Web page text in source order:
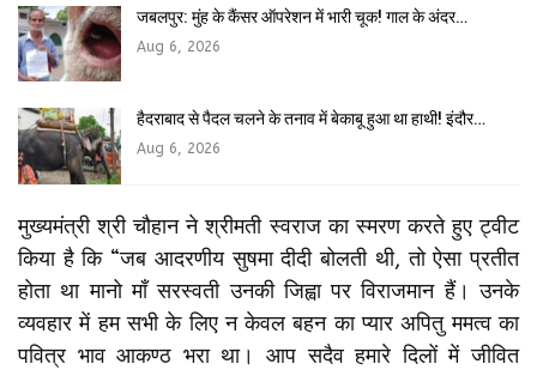
जबलपुर: मुंह के कैंसर ऑपरेशन में भारी चूक! गाल के अंदर…
Aug 6, 2026
हैदराबाद से पैदल चलने के तनाव में बेकाबू हुआ था हाथी! इंदौर…
Aug 6, 2026
मुख्यमंत्री श्री चौहान ने श्रीमती स्वराज का स्मरण करते हुए ट्वीट
किया है कि “जब आदरणीय सुषमा दीदी बोलती थी, तो ऐसा प्रतीत
होता था मानो माँ सरस्वती उनकी जिह्वा पर विराजमान हैं। उनके
व्यवहार में हम सभी के लिए न केवल बहन का प्यार अपितु ममत्व का
पवित्र भाव आकण्ठ भरा था। आप सदैव हमारे दिलों में जीवित